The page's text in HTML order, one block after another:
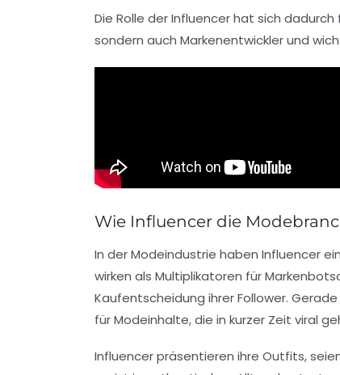
Die Rolle der Influencer hat sich
sondern auch Markenentwickler und
Wie Influencer die
In der Modeindustrie haben Influencer
wirken als Multiplikatoren für
Kaufentscheidung ihrer Follower.
für Modeinhalte, die in kurzer Zeit viral
Influencer präsentieren ihre Outfits,